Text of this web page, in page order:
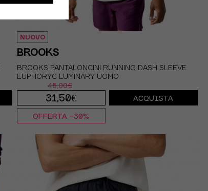
NUOVO
BROOKS
BROOKS PANTALONCINI RUNNING DASH SLEEVE
EUPHORYC LUMINARY UOMO
45,00€
31,50€
M L XL
ACQUISTA
OFFERTA -30%